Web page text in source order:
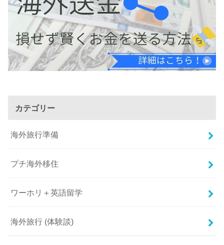
カテゴリー
海外旅行準備
プチ海外移住
ワーホリ＋英語留学
海外旅行 (体験談)